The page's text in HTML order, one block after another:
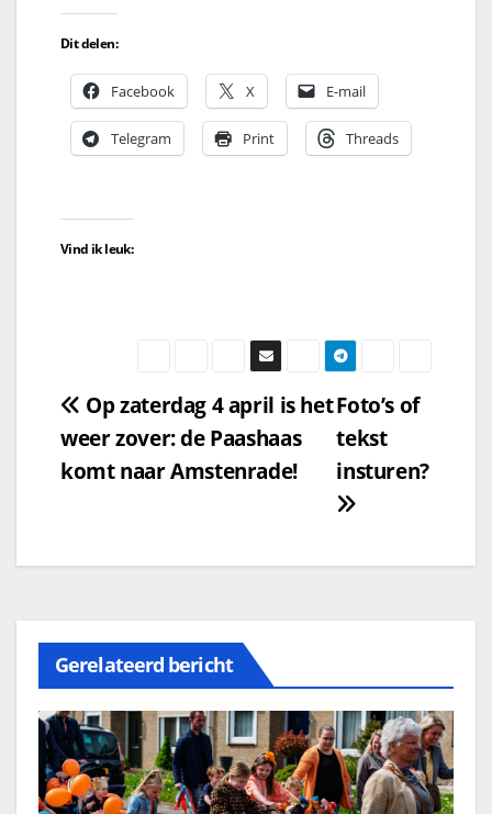
Dit delen:
Facebook X E-mail
Telegram Print Threads
Vind ik leuk:
Foto’s of
tekst
insturen?
Op zaterdag 4 april is het
weer zover: de Paashaas
komt naar Amstenrade!
Gerelateerd bericht